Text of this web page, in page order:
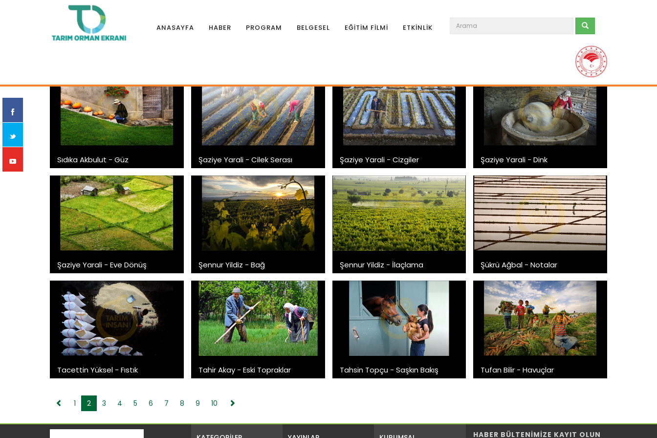
ANASAYFA HABER PROGRAM BELGESEL EĞİTİM FİLMİ ETKİNLİK
Sıdıka Akbulut - Güz Şaziye Yarali - Cilek Serası Şaziye Yarali - Cizgiler Şaziye Yarali - Dink
Şaziye Yarali - Eve Dönüş Şennur Yildiz - Bağ Şennur Yildiz - İlaçlama Şükrü Ağbal - Notalar
Tacettin Yüksel - Fıstık Tahir Akay - Eski Topraklar Tahsin Topçu - Saşkın Bakış Tufan Bilir - Havuçlar
1 2 3 4 5 6 7 8 9 10
HABER BÜLTENİMİZE KAYIT OLUN